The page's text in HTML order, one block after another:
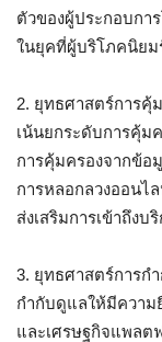
ตัวของผู้ประกอบกา
ในยุคที่ผู้บริโภคนิย
2. ยุทธศาสตร์การคุ้
เน้นยกระดับการคุ้ม
การคุ้มครองจากข้อ
การหลอกลวงออนไ
ส่งเสริมการเข้าถึง
3. ยุทธศาสตร์การก
กำกับดูแลให้มีความ
และเศรษฐกิจแพลต